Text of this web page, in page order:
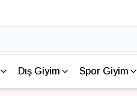
Dış Giyim Spor Giyim